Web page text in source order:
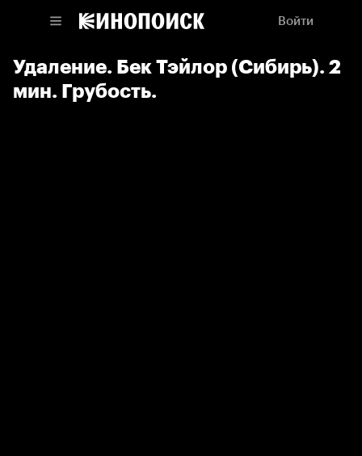
Войти
Удаление. Бек Тэйлор (Сибирь). 2
мин. Грубость.